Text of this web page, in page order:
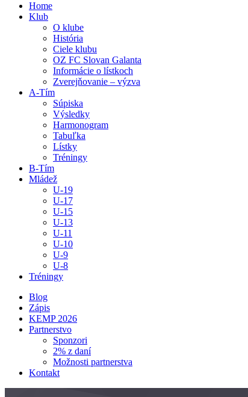
Home
Klub
O klube
História
Ciele klubu
OZ FC Slovan Galanta
Informácie o lístkoch
Zverejňovanie – výzva
A-Tím
Súpiska
Výsledky
Harmonogram
Tabuľka
Lístky
Tréningy
B-Tím
Mládež
U-19
U-17
U-15
U-13
U-11
U-10
U-9
U-8
Tréningy
Blog
Zápis
KEMP 2026
Partnerstvo
Sponzori
2% z daní
Možnosti partnerstva
Kontakt